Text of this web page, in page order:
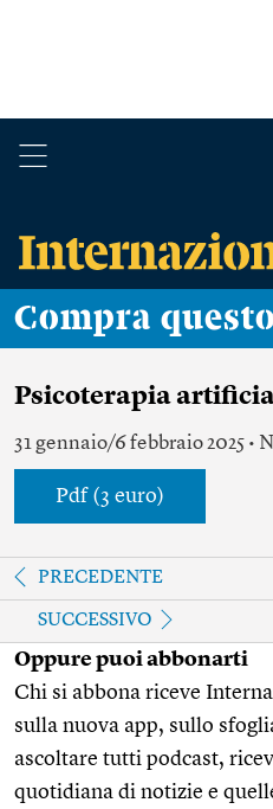
Compra
Psicoterapia
31 gennaio/6 febbraio 2025 •
Pdf (3 euro)
PRECEDENTE
SUCCESSIVO
Oppure puoi abbonarti
Chi si abbona riceve
sulla nuova app, sullo
ascoltare tutti podcast,
quotidiana di notizie e